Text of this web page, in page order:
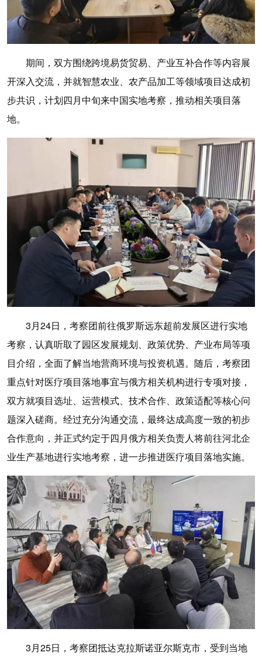
期间，双方围绕跨境易货贸易、产业互补合作等内容展
开深入交流，并就智慧农业、农产品加工等领域项目达成初
步共识，计划四月中旬来中国实地考察，推动相关项目落
地。
3月24日，考察团前往俄罗斯远东超前发展区进行实地
考察，认真听取了园区发展规划、政策优势、产业布局等项
目介绍，全面了解当地营商环境与投资机遇。随后，考察团
重点针对医疗项目落地事宜与俄方相关机构进行专项对接，
双方就项目选址、运营模式、技术合作、政策适配等核心问
题深入磋商。经过充分沟通交流，最终达成高度一致的初步
合作意向，并正式约定于四月俄方相关负责人将前往河北企
业生产基地进行实地考察，进一步推进医疗项目落地实施。
3月25日，考察团抵达克拉斯诺亚尔斯克市，受到当地